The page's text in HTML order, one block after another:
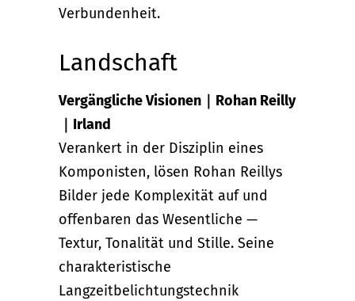
Verbundenheit.
Landschaft
Vergängliche Visionen｜Rohan Reilly
｜Irland
Verankert in der Disziplin eines
Komponisten, lösen Rohan Reillys
Bilder jede Komplexität auf und
offenbaren das Wesentliche —
Textur, Tonalität und Stille. Seine
charakteristische
Langzeitbelichtungstechnik